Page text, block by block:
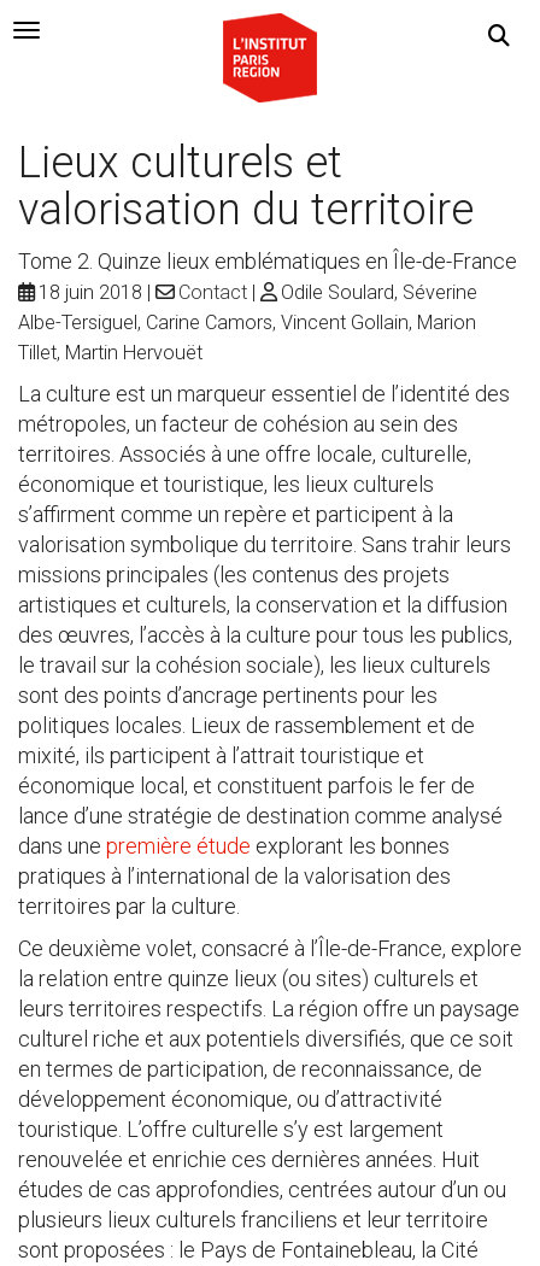
Navigation Toggle
Lieux culturels et
valorisation du territoire
Tome 2. Quinze lieux emblématiques en Île-de-France
18 juin 2018 Contact
Odile Soulard, Séverine
Albe-Tersiguel, Carine Camors, Vincent Gollain, Marion
Tillet, Martin Hervouët
La culture est un marqueur essentiel de l’identité des
métropoles, un facteur de cohésion au sein des
territoires. Associés à une offre locale, culturelle,
économique et touristique, les lieux culturels
s’affirment comme un repère et participent à la
valorisation symbolique du territoire. Sans trahir leurs
missions principales (les contenus des projets
artistiques et culturels, la conservation et la diffusion
des œuvres, l’accès à la culture pour tous les publics,
le travail sur la cohésion sociale), les lieux culturels
sont des points d’ancrage pertinents pour les
politiques locales. Lieux de rassemblement et de
mixité, ils participent à l’attrait touristique et
économique local, et constituent parfois le fer de
lance d’une stratégie de destination comme analysé
dans une première étude explorant les bonnes
pratiques à l’international de la valorisation des
territoires par la culture.
Ce deuxième volet, consacré à l’Île-de-France, explore
la relation entre quinze lieux (ou sites) culturels et
leurs territoires respectifs. La région offre un paysage
culturel riche et aux potentiels diversifiés, que ce soit
en termes de participation, de reconnaissance, de
développement économique, ou d’attractivité
touristique. L’offre culturelle s’y est largement
renouvelée et enrichie ces dernières années. Huit
études de cas approfondies, centrées autour d’un ou
plusieurs lieux culturels franciliens et leur territoire
sont proposées : le Pays de Fontainebleau, la Cité